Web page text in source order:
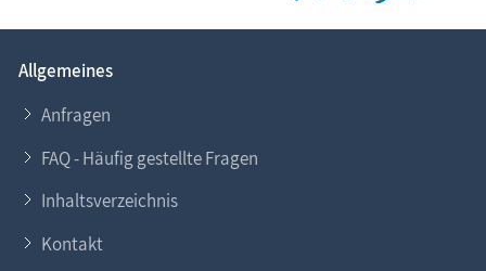
Allgemeines
Anfragen
FAQ - Häufig gestellte Fragen
Inhaltsverzeichnis
Kontakt